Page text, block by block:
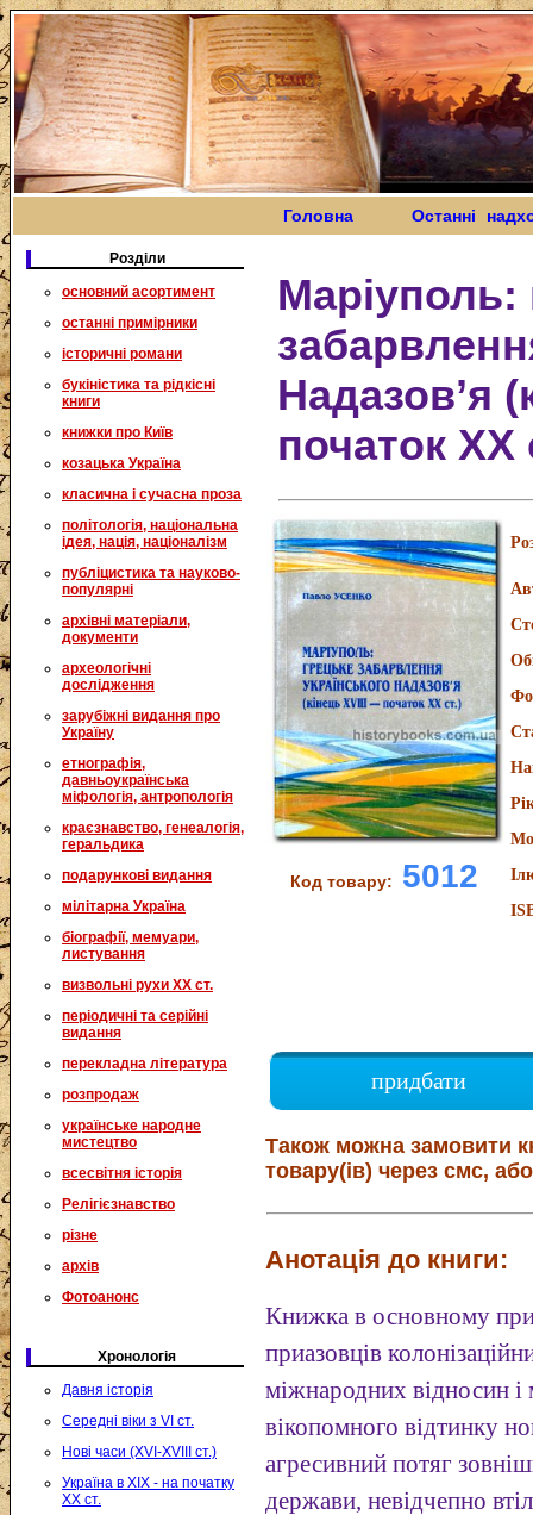
Головна Останні
Розділи
основний асортимент
останні примірники
історичні романи
букіністика та рідкісні
книги
книжки про Київ
козацька Україна
класична і сучасна проза
політологія, національна
ідея, нація, націоналізм
публіцистика та науково-
популярні
архівні матеріали,
документи
археологічні
дослідження
зарубіжні видання про
Україну
етнографія,
давньоукраїнська
міфологія, антропологія
краєзнавство, генеалогія,
геральдика
подарункові видання
мілітарна Україна
біографії, мемуари,
листування
визвольні рухи XX ст.
періодичні та серійні
видання
перекладна література
розпродаж
українське народне
мистецтво
всесвітня історія
Релігієзнавство
різне
архів
Фотоанонс
Хронологія
Давня історія
Середні віки з VI ст.
Нові часи (XVI-XVIII ст.)
Україна в XIX - на початку
XX ст.
Маріуполь:
Надазов’я
початок XX
Код товару: 5012
придбати
Також можна замовити
товару(ів) через смс,
Анотація до книги:
Книжка в основному
приазовців
міжнародних відносин і
вікопомного відтинку
агресивний потяг
держави, невідчепно